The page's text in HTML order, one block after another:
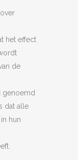
het effect
de
genoemd
dat alle
hun